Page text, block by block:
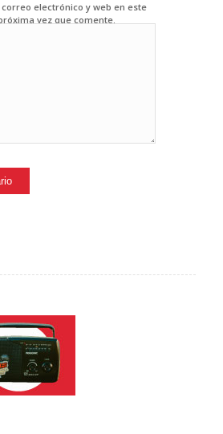
electrónico y web en este
vez que comente.